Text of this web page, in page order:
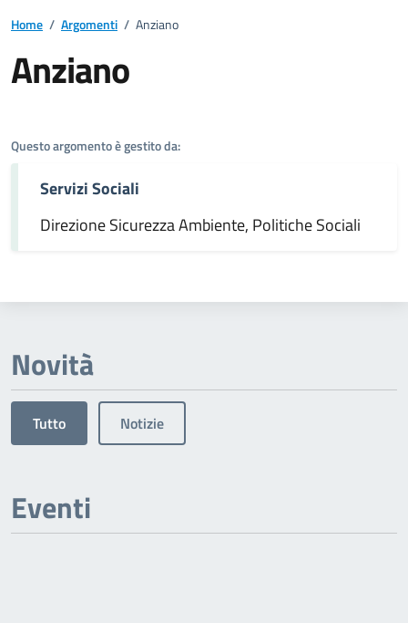
Home / Argomenti / Anziano
Anziano
Questo argomento è gestito da:
Servizi Sociali
Direzione Sicurezza Ambiente, Politiche Sociali
Novità
Tutto Notizie
Eventi